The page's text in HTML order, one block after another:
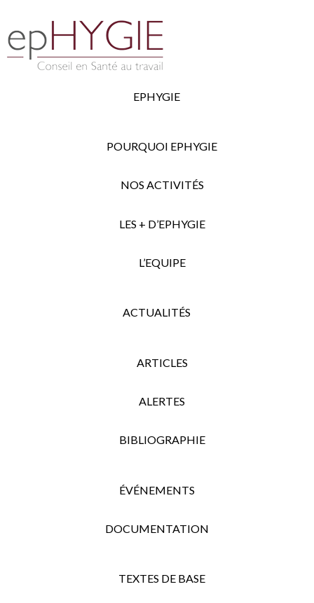
EPHYGIE
POURQUOI EPHYGIE
NOS ACTIVITÉS
LES + D’EPHYGIE
L’EQUIPE
ACTUALITÉS
ARTICLES
ALERTES
BIBLIOGRAPHIE
ÉVÉNEMENTS
DOCUMENTATION
TEXTES DE BASE